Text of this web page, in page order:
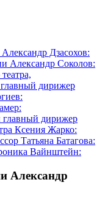
Дзасохов:
Александр Соколов:
дирижер
главный дирижер
Ксения Жарко:
Татьяна Батагова:
Вайнштейн:
Александр